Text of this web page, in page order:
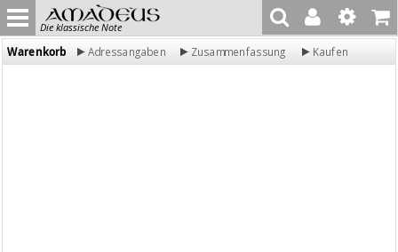
Die klassische Note
Warenkorb Adressangaben Zusammenfassung Kaufen